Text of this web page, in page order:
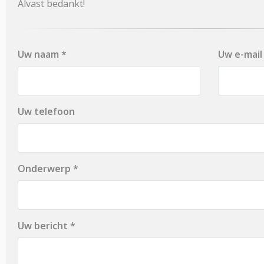
Alvast bedankt!
Uw naam * Uw e-
Uw telefoon
Onderwerp *
Uw bericht *